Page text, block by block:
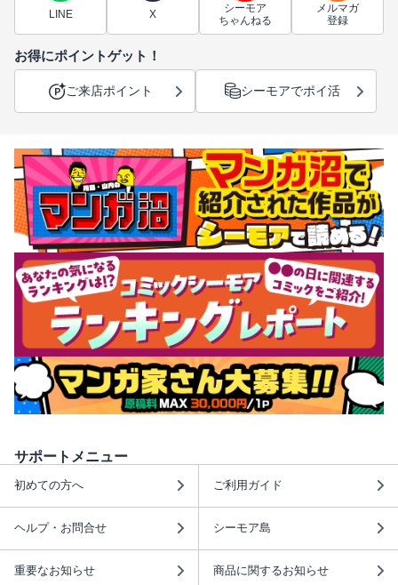
LINE X
シーモア
ちゃんねる
メルマガ
登録
お得にポイントゲット！
ご来店ポイント シーモアでポイ活
サポートメニュー
初めての方へ ご利用ガイド
ヘルプ・お問合せ シーモア島
重要なお知らせ 商品に関するお知らせ